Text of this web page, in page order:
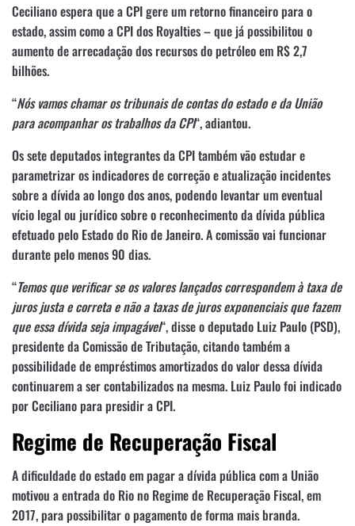
Ceciliano espera que a CPI gere um retorno financeiro para o
estado, assim como a CPI dos Royalties – que já possibilitou o
aumento de arrecadação dos recursos do petróleo em R$ 2,7
bilhões.
“Nós vamos chamar os tribunais de contas do estado e da União
para acompanhar os trabalhos da CPI“, adiantou.
Os sete deputados integrantes da CPI também vão estudar e
parametrizar os indicadores de correção e atualização incidentes
sobre a dívida ao longo dos anos, podendo levantar um eventual
vício legal ou jurídico sobre o reconhecimento da dívida pública
efetuado pelo Estado do Rio de Janeiro. A comissão vai funcionar
durante pelo menos 90 dias.
“Temos que verificar se os valores lançados correspondem à taxa de
juros justa e correta e não a taxas de juros exponenciais que fazem
que essa dívida seja impagável“, disse o deputado Luiz Paulo (PSD),
presidente da Comissão de Tributação, citando também a
possibilidade de empréstimos amortizados do valor dessa dívida
continuarem a ser contabilizados na mesma. Luiz Paulo foi indicado
por Ceciliano para presidir a CPI.
Regime de Recuperação Fiscal
A dificuldade do estado em pagar a dívida pública com a União
motivou a entrada do Rio no Regime de Recuperação Fiscal, em
2017, para possibilitar o pagamento de forma mais branda.